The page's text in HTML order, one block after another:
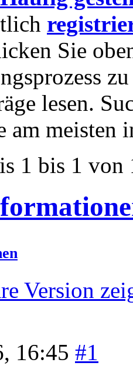
Sie
lesen.
am meisten
1 bis 1 von
Version
16:45 #1